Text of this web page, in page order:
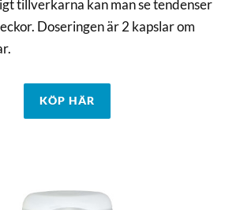
tillverkarna kan man se tendenser
Doseringen är 2 kapslar om
KÖP HÄR